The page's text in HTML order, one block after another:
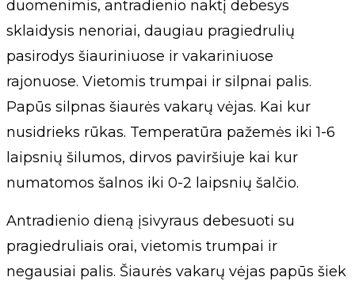
duomenimis, antradienio naktį debesys
sklaidysis nenoriai, daugiau pragiedrulių
pasirodys šiauriniuose ir vakariniuose
rajonuose. Vietomis trumpai ir silpnai palis.
Papūs silpnas šiaurės vakarų vėjas. Kai kur
nusidrieks rūkas. Temperatūra pažemės iki 1-6
laipsnių šilumos, dirvos paviršiuje kai kur
numatomos šalnos iki 0-2 laipsnių šalčio.
Antradienio dieną įsivyraus debesuoti su
pragiedruliais orai, vietomis trumpai ir
negausiai palis. Šiaurės vakarų vėjas papūs šiek